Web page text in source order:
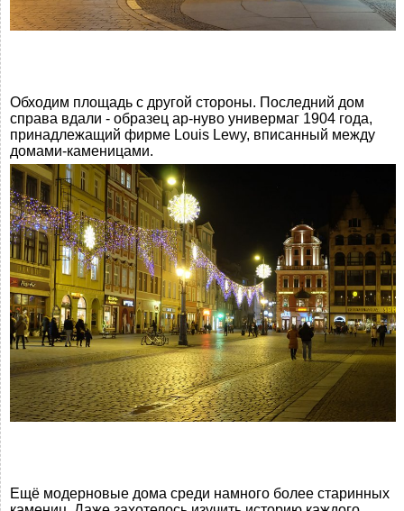
Обходим площадь с другой стороны. Последний дом
справа вдали - образец ар-нуво универмаг 1904 года,
принадлежащий фирме Louis Lewy, вписанный между
домами-каменицами.
Ещё модерновые дома среди намного более старинных